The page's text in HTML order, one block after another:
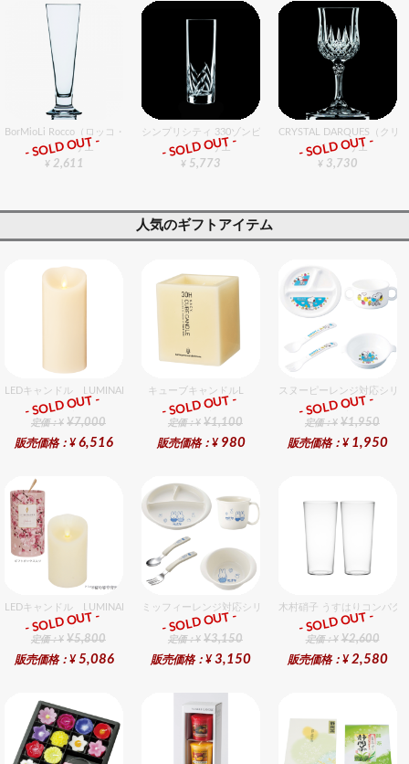
BorMioLi Rocco（ロッコ・ボリミオり） パラディオ ピルスナー0.25 6個入りセット
グラスバリエ
¥ 2,611
- SOLD OUT -
シンプリシティ 330ゾンビ 6個入りセット
グラスバリエ
¥ 5,773
- SOLD OUT -
CRYSTAL DARQUES（ク
グラスバリエ
¥ 3,730
- SOLD OUT -
人気のギフトアイテム
LEDキャンドル LUMINARA（ルミナラ） アイボリー ピラー4x9 ギフトボックス入
ギフト
定価：¥ ¥7,000
販売価格：¥ 6,516
- SOLD OUT -
キューブキャンドルL
ギフト
定価：¥ ¥1,100
販売価格：¥ 980
- SOLD OUT -
スヌーピーレンジ対応シリ
ギフト
定価：¥ ¥1,950
販売価格：¥ 1,950
- SOLD OUT -
LEDキャンドル LUMINARA（ルミナラ） 桜ピラー3x4
ギフト
定価：¥ ¥5,800
販売価格：¥ 5,086
- SOLD OUT -
ミッフィーレンジ対応シリーズ セット販売商品です。
ギフト
定価：¥ ¥3,150
販売価格：¥ 3,150
- SOLD OUT -
木村硝子 うすはりコンパク
ギフト
定価：¥ ¥2,600
販売価格：¥ 2,580
- SOLD OUT -